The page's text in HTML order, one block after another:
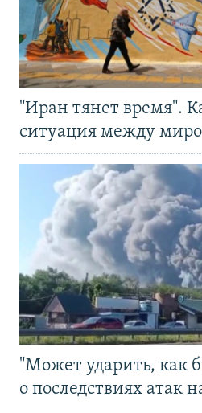
"Иран тянет время".
ситуация между
"Может ударить, как
о последствиях атак